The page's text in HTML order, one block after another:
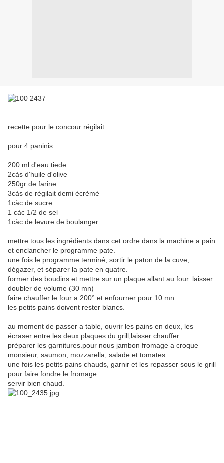
recette pour le concour régilait
pour 4 paninis
200 ml d'eau tiede
2càs d'huile d'olive
250gr de farine
3càs de régilait demi écrèmé
1càc de sucre
1 càc 1/2 de sel
1càc de levure de boulanger
mettre tous les ingrédients dans cet ordre dans la machine a pain
et enclancher le programme pate.
une fois le programme terminé, sortir le paton de la cuve,
dégazer, et séparer la pate en quatre.
former des boudins et mettre sur un plaque allant au four. laisser
doubler de volume (30 mn)
faire chauffer le four a 200° et enfourner pour 10 mn.
les petits pains doivent rester blancs.
au moment de passer a table, ouvrir les pains en deux, les
écraser entre les deux plaques du grill,laisser chauffer.
préparer les garnitures.pour nous jambon fromage a croque
monsieur, saumon, mozzarella, salade et tomates.
une fois les petits pains chauds, garnir et les repasser sous le grill
pour faire fondre le fromage.
servir bien chaud.